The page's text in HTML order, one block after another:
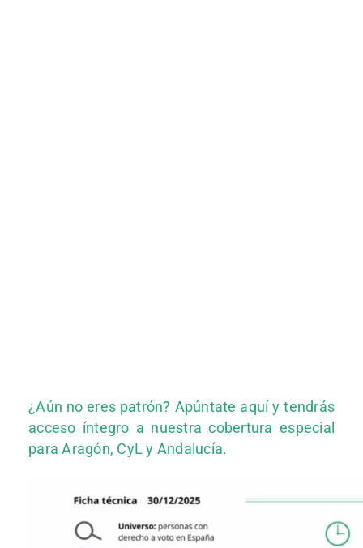
¿Aún no eres patrón? Apúntate aquí y tendrás
acceso íntegro a nuestra cobertura especial
para Aragón, CyL y Andalucía.